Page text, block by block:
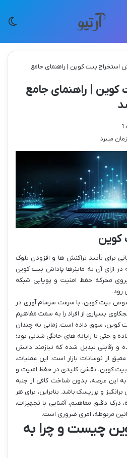
استخراج بیت کوین | راهنمای جامع
| راهنمای جامع
کوین
برای تأیید تراکنش ها و افزودن بلوک
ازای آن به ماینرها پاداش بیت کوین
محرکه حفظ امنیت و پویایی شبکه
رود.
بیت کوین، با سرعت سرسام آوری در
بسیاری از افراد را به سمت مفاهیم
کوین، سوق داده است. زمانی نه چندان
و حتی با رایانه های خانگی شدنی بود؛
و رقابتی تبدیل شده که نیازمند دانش
از نوسانات بازار است. این عملیات،
بیت کوین، نقشی کلیدی در حفظ امنیت و
به این عرصه، بدون شناخت کافی از جنبه
و پرریسک باشد. بنابراین، برای هر
درک دقیق مفاهیم، آشنایی با تجهیزات،
مربوطه، امری ضروری است.
چیست و چرا به